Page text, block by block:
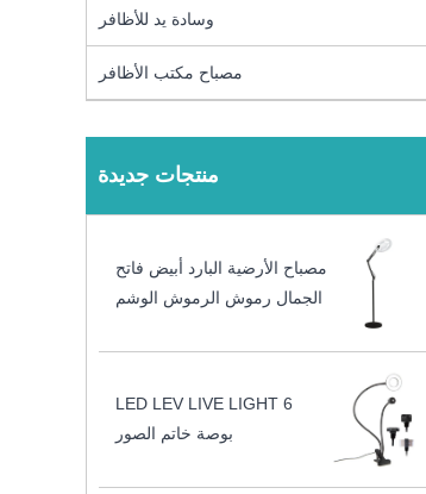
وسادة يد للأظافر
مصباح مكتب الأظافر
منتجات جديدة
مصباح الأرضية البارد أبيض فاتح
الجمال رموش الرموش الوشم
LED LEV LIVE LIGHT 6
بوصة خاتم الصور